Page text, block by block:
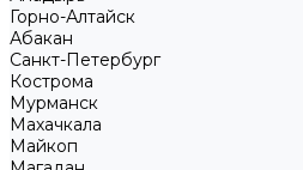
Горно-Алтайск
Абакан
Санкт-Петербург
Кострома
Мурманск
Махачкала
Майкоп